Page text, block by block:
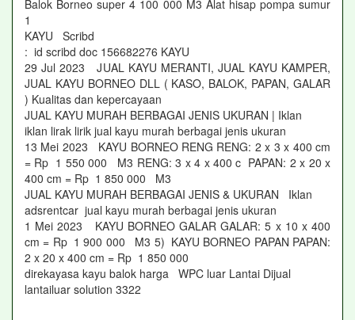
Balok Borneo super 4 100 000 M3 Alat hisap pompa sumur
1
KAYU Scribd
: id scribd doc 156682276 KAYU
29 Jul 2023 JUAL KAYU MERANTI, JUAL KAYU KAMPER,
JUAL KAYU BORNEO DLL ( KASO, BALOK, PAPAN, GALAR
) Kualitas dan kepercayaan
JUAL KAYU MURAH BERBAGAI JENIS UKURAN | Iklan
iklan lirak lirik jual kayu murah berbagai jenis ukuran
13 Mei 2023 KAYU BORNEO RENG RENG: 2 x 3 x 400 cm
= Rp 1 550 000 M3 RENG: 3 x 4 x 400 c PAPAN: 2 x 20 x
400 cm = Rp 1 850 000 M3
JUAL KAYU MURAH BERBAGAI JENIS & UKURAN Iklan
adsrentcar jual kayu murah berbagai jenis ukuran
1 Mei 2023 KAYU BORNEO GALAR GALAR: 5 x 10 x 400
cm = Rp 1 900 000 M3 5) KAYU BORNEO PAPAN PAPAN:
2 x 20 x 400 cm = Rp 1 850 000
direkayasa kayu balok harga WPC luar Lantai Dijual
lantailuar solution 3322